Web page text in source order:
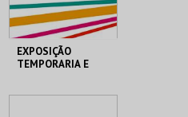
EXPOSIÇÃO
TEMPORARIA E